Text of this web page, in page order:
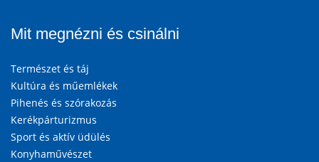
Mit megnézni és csinálni
Természet és táj
Kultúra és műemlékek
Pihenés és szórakozás
Kerékpárturizmus
Sport és aktív üdülés
Konyhaművészet